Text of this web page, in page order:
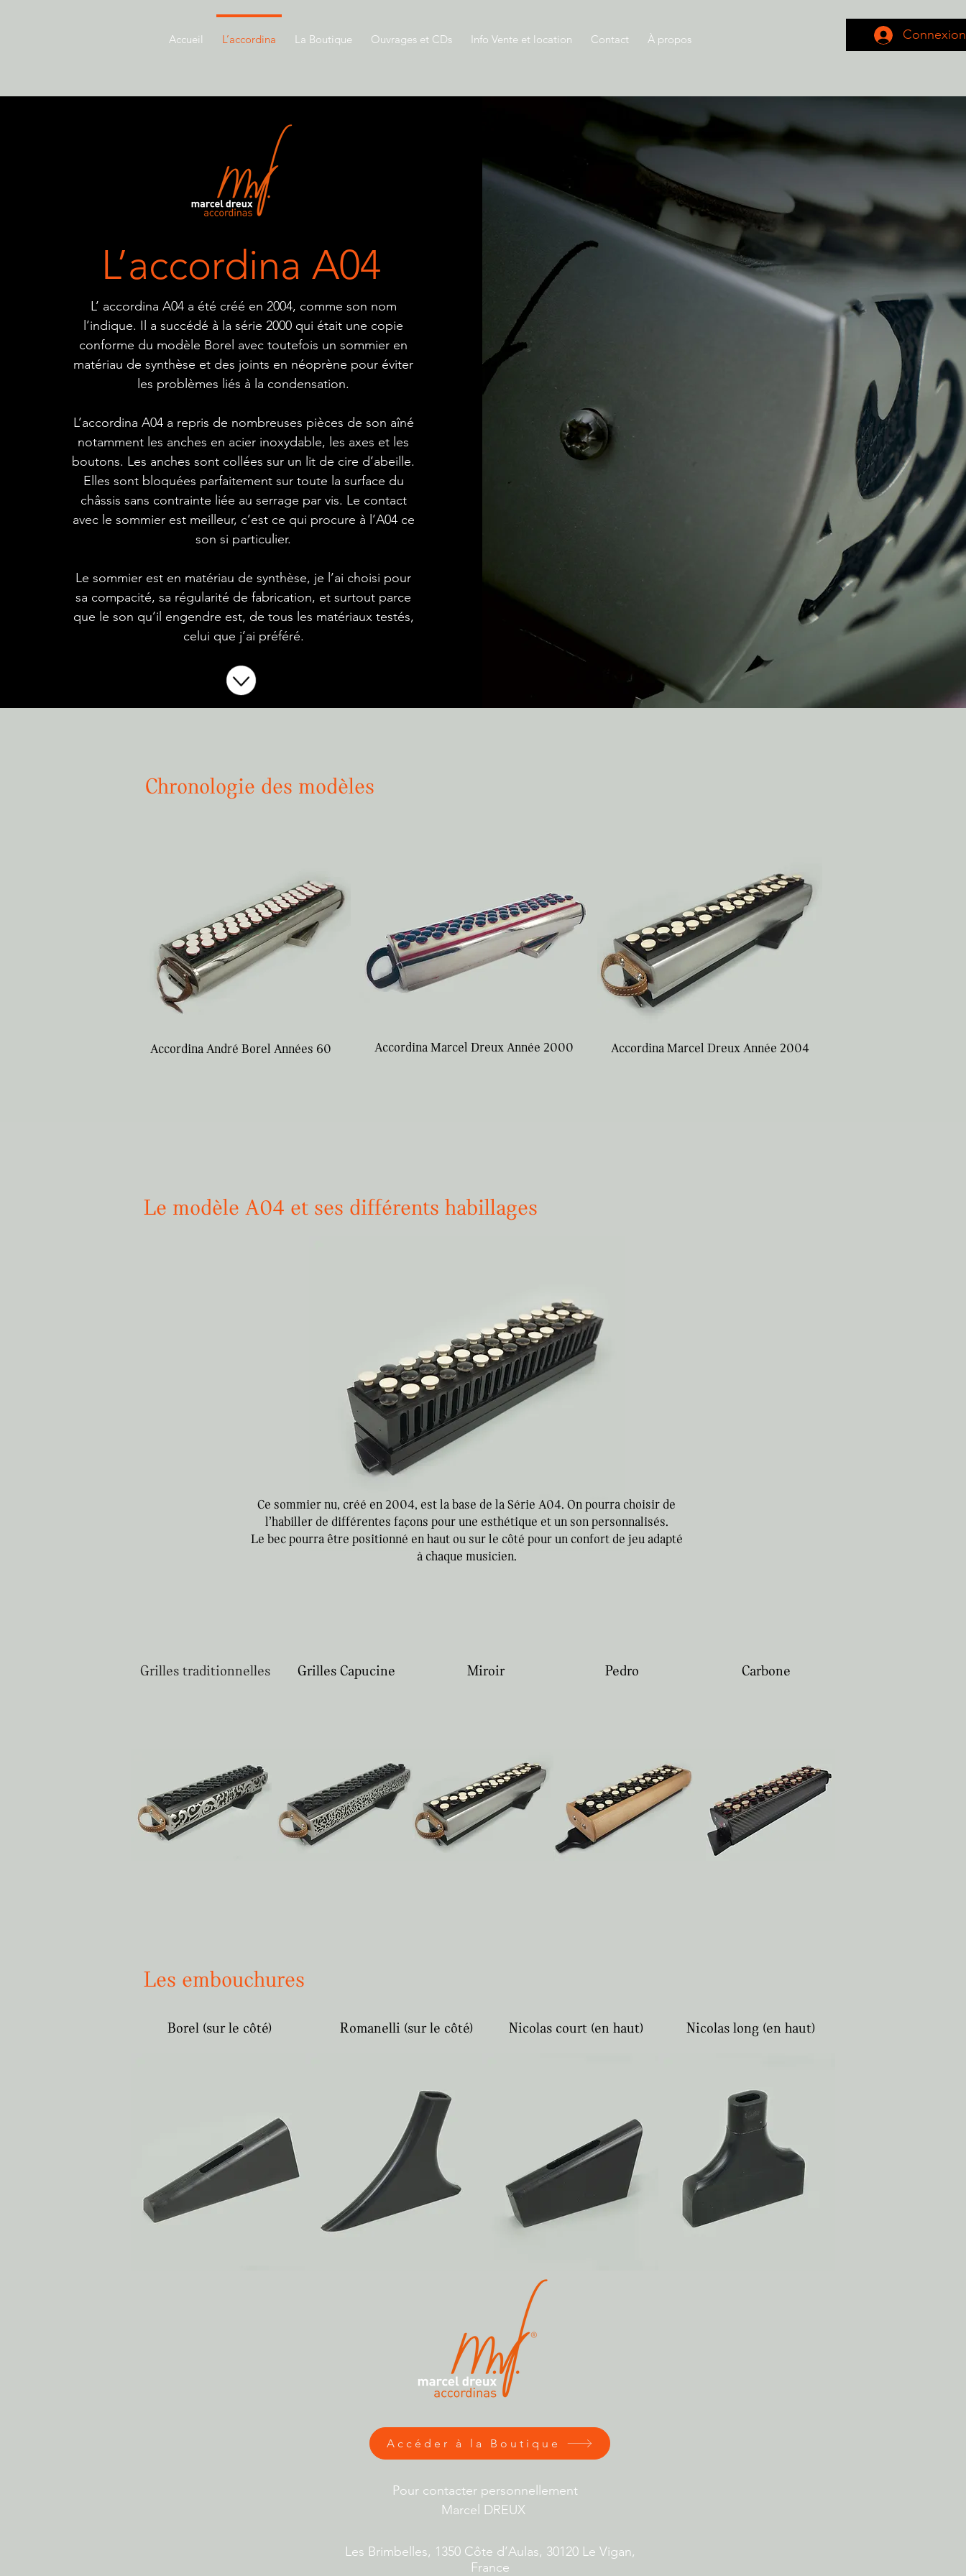
Accueil L’accordina La Boutique Ouvrages et CDs Info Vente et location Contact À propos Connexion
L’accordina A04
L’ accordina A04 a été créé en 2004, comme son nom
l’indique. Il a succédé à la série 2000 qui était une copie
conforme du modèle Borel avec toutefois un sommier en
matériau de synthèse et des joints en néoprène pour éviter
les problèmes liés à la condensation.
L’accordina A04 a repris de nombreuses pièces de son aîné
notamment les anches en acier inoxydable, les axes et les
boutons. Les anches sont collées sur un lit de cire d’abeille.
Elles sont bloquées parfaitement sur toute la surface du
châssis sans contrainte liée au serrage par vis. Le contact
avec le sommier est meilleur, c’est ce qui procure à l’A04 ce
son si particulier.
Le sommier est en matériau de synthèse, je l’ai choisi pour
sa compacité, sa régularité de fabrication, et surtout parce
que le son qu’il engendre est, de tous les matériaux testés,
celui que j’ai préféré.
Chronologie des modèles
Accordina André Borel Années 60 Accordina Marcel Dreux Année 2000 Accordina Marcel Dreux Année 2004
Le modèle A04 et ses différents habillages
Ce sommier nu, créé en 2004, est la base de la Série A04. On pourra choisir de
l’habiller de différentes façons pour une esthétique et un son personnalisés.
Le bec pourra être positionné en haut ou sur le côté pour un confort de jeu adapté
à chaque musicien.
Grilles traditionnelles Grilles Capucine Miroir Pedro Carbone
Les embouchures
Borel (sur le côté) Romanelli (sur le côté) Nicolas court (en haut) Nicolas long (en haut)
Accéder à la Boutique
Pour contacter personnellement
Marcel DREUX
Les Brimbelles, 1350 Côte d’Aulas, 30120 Le Vigan,
France